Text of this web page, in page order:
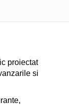
proiectat
si